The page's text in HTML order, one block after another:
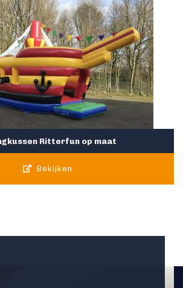
Ritterfun op maat
Bekijken